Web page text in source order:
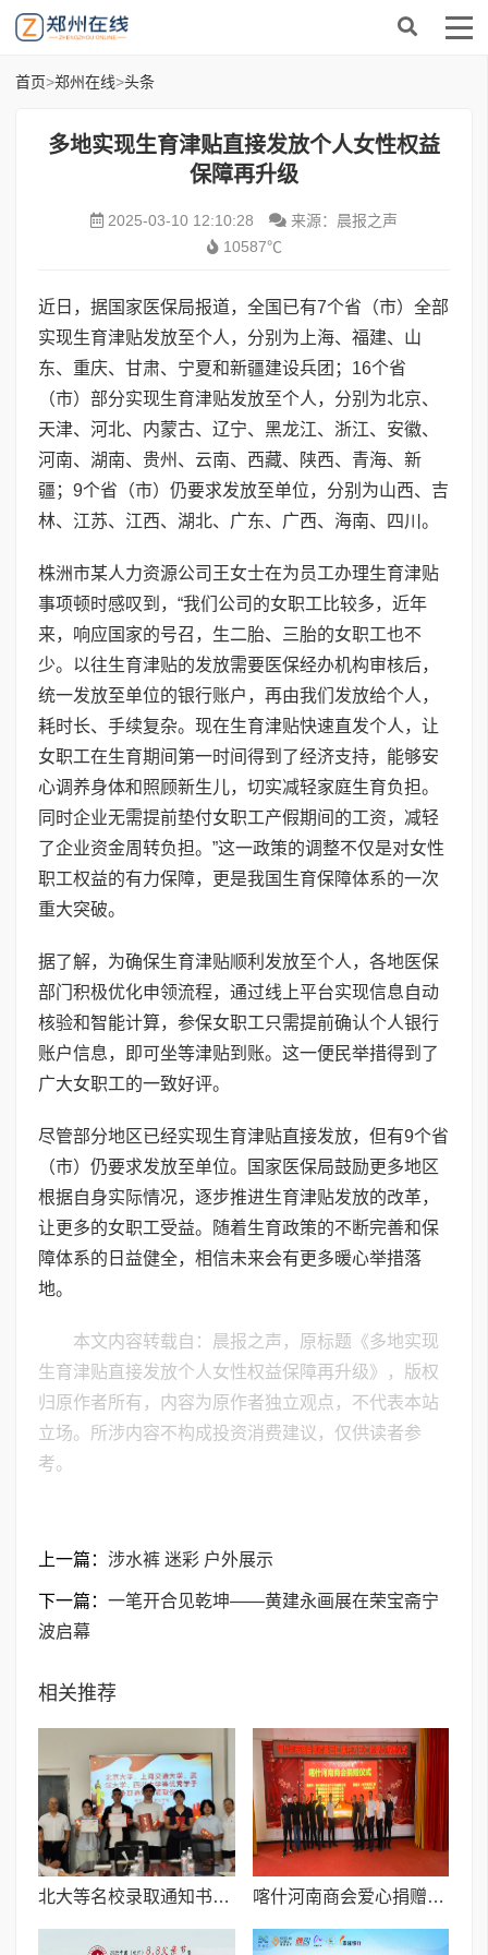
首页>郑州在线>头条
多地实现生育津贴直接发放个人女性权益
保障再升级
2025-03-10 12:10:28
来源：晨报之声
10587℃
近日，据国家医保局报道，全国已有7个省（市）全部
实现生育津贴发放至个人，分别为上海、福建、山
东、重庆、甘肃、宁夏和新疆建设兵团；16个省
（市）部分实现生育津贴发放至个人，分别为北京、
天津、河北、内蒙古、辽宁、黑龙江、浙江、安徽、
河南、湖南、贵州、云南、西藏、陕西、青海、新
疆；9个省（市）仍要求发放至单位，分别为山西、吉
林、江苏、江西、湖北、广东、广西、海南、四川。
株洲市某人力资源公司王女士在为员工办理生育津贴
事项顿时感叹到，“我们公司的女职工比较多，近年
来，响应国家的号召，生二胎、三胎的女职工也不
少。以往生育津贴的发放需要医保经办机构审核后，
统一发放至单位的银行账户，再由我们发放给个人，
耗时长、手续复杂。现在生育津贴快速直发个人，让
女职工在生育期间第一时间得到了经济支持，能够安
心调养身体和照顾新生儿，切实减轻家庭生育负担。
同时企业无需提前垫付女职工产假期间的工资，减轻
了企业资金周转负担。”这一政策的调整不仅是对女性
职工权益的有力保障，更是我国生育保障体系的一次
重大突破。
据了解，为确保生育津贴顺利发放至个人，各地医保
部门积极优化申领流程，通过线上平台实现信息自动
核验和智能计算，参保女职工只需提前确认个人银行
账户信息，即可坐等津贴到账。这一便民举措得到了
广大女职工的一致好评。
尽管部分地区已经实现生育津贴直接发放，但有9个省
（市）仍要求发放至单位。国家医保局鼓励更多地区
根据自身实际情况，逐步推进生育津贴发放的改革，
让更多的女职工受益。随着生育政策的不断完善和保
障体系的日益健全，相信未来会有更多暖心举措落
地。
本文内容转载自：晨报之声，原标题《多地实现
生育津贴直接发放个人女性权益保障再升级》，版权
归原作者所有，内容为原作者独立观点，不代表本站
立场。所涉内容不构成投资消费建议，仅供读者参
考。
上一篇： 涉水裤 迷彩 户外展示
下一篇： 一笔开合见乾坤——黄建永画展在荣宝斋宁
波启幕
相关推荐
北大等名校录取通知书送达仪式在喀什市特区实验学校暖心举行 喀什河南商会爱心捐赠暖民心 秋日温情映丰收